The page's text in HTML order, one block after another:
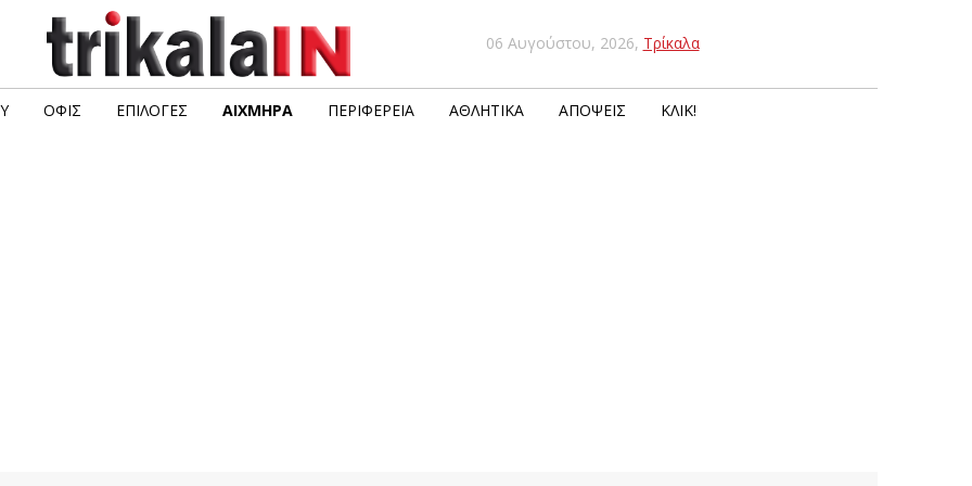
06 Αυγούστου, 2026, Τρίκαλα
ΟΦΙΣ ΕΠΙΛΟΓΈΣ ΑΙΧΜΗΡΆ ΠΕΡΙΦΈΡΕΙΑ ΑΘΛΗΤΙΚΆ ΑΠΌΨΕΙΣ ΚΛΙΚ!